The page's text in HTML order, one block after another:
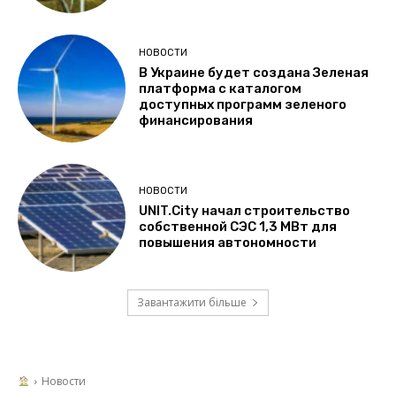
НОВОСТИ
В Украине будет создана Зеленая
платформа с каталогом
доступных программ зеленого
финансирования
НОВОСТИ
UNIT.City начал строительство
собственной СЭС 1,3 МВт для
повышения автономности
Завантажити більше